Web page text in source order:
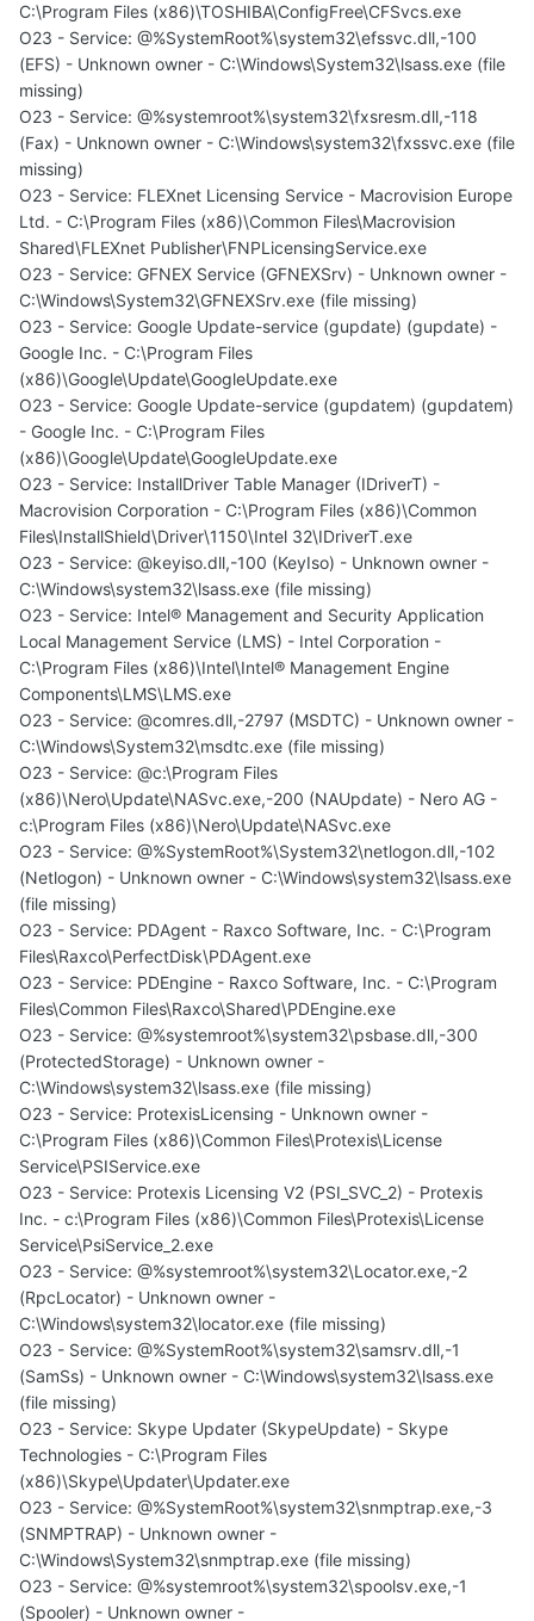
C:\Program Files (x86)\TOSHIBA\ConfigFree\CFSvcs.exe
O23 - Service: @%SystemRoot%\system32\efssvc.dll,-100
(EFS) - Unknown owner - C:\Windows\System32\lsass.exe (file
missing)
O23 - Service: @%systemroot%\system32\fxsresm.dll,-118
(Fax) - Unknown owner - C:\Windows\system32\fxssvc.exe (file
missing)
O23 - Service: FLEXnet Licensing Service - Macrovision Europe
Ltd. - C:\Program Files (x86)\Common Files\Macrovision
Shared\FLEXnet Publisher\FNPLicensingService.exe
O23 - Service: GFNEX Service (GFNEXSrv) - Unknown owner -
C:\Windows\System32\GFNEXSrv.exe (file missing)
O23 - Service: Google Update-service (gupdate) (gupdate) -
Google Inc. - C:\Program Files
(x86)\Google\Update\GoogleUpdate.exe
O23 - Service: Google Update-service (gupdatem) (gupdatem)
- Google Inc. - C:\Program Files
(x86)\Google\Update\GoogleUpdate.exe
O23 - Service: InstallDriver Table Manager (IDriverT) -
Macrovision Corporation - C:\Program Files (x86)\Common
Files\InstallShield\Driver\1150\Intel 32\IDriverT.exe
O23 - Service: @keyiso.dll,-100 (KeyIso) - Unknown owner -
C:\Windows\system32\lsass.exe (file missing)
O23 - Service: Intel® Management and Security Application
Local Management Service (LMS) - Intel Corporation -
C:\Program Files (x86)\Intel\Intel® Management Engine
Components\LMS\LMS.exe
O23 - Service: @comres.dll,-2797 (MSDTC) - Unknown owner -
C:\Windows\System32\msdtc.exe (file missing)
O23 - Service: @c:\Program Files
(x86)\Nero\Update\NASvc.exe,-200 (NAUpdate) - Nero AG -
c:\Program Files (x86)\Nero\Update\NASvc.exe
O23 - Service: @%SystemRoot%\System32\netlogon.dll,-102
(Netlogon) - Unknown owner - C:\Windows\system32\lsass.exe
(file missing)
O23 - Service: PDAgent - Raxco Software, Inc. - C:\Program
Files\Raxco\PerfectDisk\PDAgent.exe
O23 - Service: PDEngine - Raxco Software, Inc. - C:\Program
Files\Common Files\Raxco\Shared\PDEngine.exe
O23 - Service: @%systemroot%\system32\psbase.dll,-300
(ProtectedStorage) - Unknown owner -
C:\Windows\system32\lsass.exe (file missing)
O23 - Service: ProtexisLicensing - Unknown owner -
C:\Program Files (x86)\Common Files\Protexis\License
Service\PSIService.exe
O23 - Service: Protexis Licensing V2 (PSI_SVC_2) - Protexis
Inc. - c:\Program Files (x86)\Common Files\Protexis\License
Service\PsiService_2.exe
O23 - Service: @%systemroot%\system32\Locator.exe,-2
(RpcLocator) - Unknown owner -
C:\Windows\system32\locator.exe (file missing)
O23 - Service: @%SystemRoot%\system32\samsrv.dll,-1
(SamSs) - Unknown owner - C:\Windows\system32\lsass.exe
(file missing)
O23 - Service: Skype Updater (SkypeUpdate) - Skype
Technologies - C:\Program Files
(x86)\Skype\Updater\Updater.exe
O23 - Service: @%SystemRoot%\system32\snmptrap.exe,-3
(SNMPTRAP) - Unknown owner -
C:\Windows\System32\snmptrap.exe (file missing)
O23 - Service: @%systemroot%\system32\spoolsv.exe,-1
(Spooler) - Unknown owner -